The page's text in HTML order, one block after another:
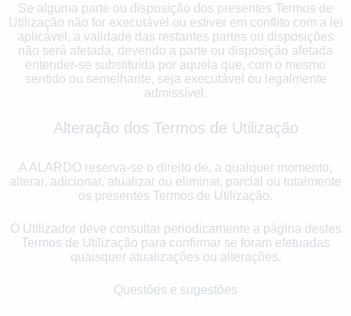
Se alguma parte ou disposição dos presentes Termos de
Utilização não for executável ou estiver em conflito com a lei
aplicável, a validade das restantes partes ou disposições
não será afetada, devendo a parte ou disposição afetada
entender-se substituída por aquela que, com o mesmo
sentido ou semelhante, seja executável ou legalmente
admissível.
Alteração dos Termos de Utilização
A ALARDO reserva-se o direito de, a qualquer momento,
alterar, adicionar, atualizar ou eliminar, parcial ou totalmente
os presentes Termos de Utilização.
O Utilizador deve consultar periodicamente a página destes
Termos de Utilização para confirmar se foram efetuadas
quaisquer atualizações ou alterações.
Questões e sugestões